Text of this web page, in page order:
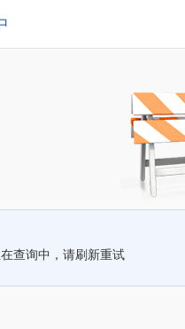
查询中，请刷新重试